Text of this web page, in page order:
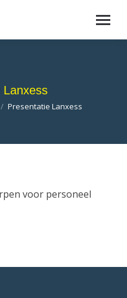
Lanxess
Presentatie Lanxess
voor personeel